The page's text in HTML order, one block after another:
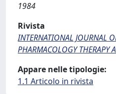
1984
Rivista
INTERNATIONAL JOURNAL
PHARMACOLOGY THERAPY
Appare nelle tipologie:
1.1 Articolo in rivista